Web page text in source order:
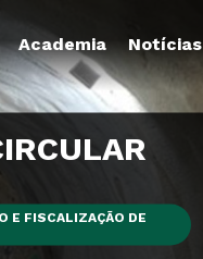
Academia Notícias
E FISCALIZAÇÃO DE